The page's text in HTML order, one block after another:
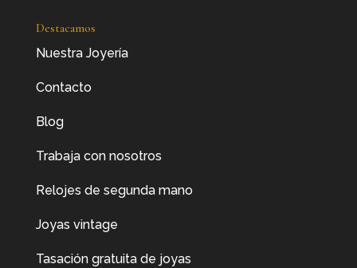
Destacamos
Nuestra Joyería
Contacto
Blog
Trabaja con nosotros
Relojes de segunda mano
Joyas vintage
Tasación gratuita de joyas